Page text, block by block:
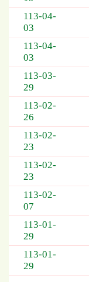
表，
位
為：
標
期、
期、
公
113-04-
03
113-04-
03
113-03-
29
113-02-
26
113-02-
23
113-02-
23
113-02-
07
113-01-
29
113-01-
29